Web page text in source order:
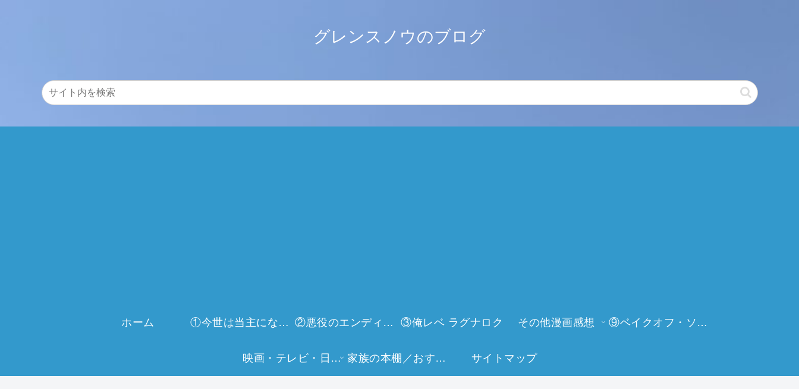
グレンスノウのブログ
ホーム ①今世は当主になります ②悪役のエンディングは死のみ ③俺レベ ラグナロク その他漫画感想 ⑨ベイクオフ・ソーイングビー
映画・テレビ・日常生活 家族の本棚／おすすめミュージアム サイトマップ